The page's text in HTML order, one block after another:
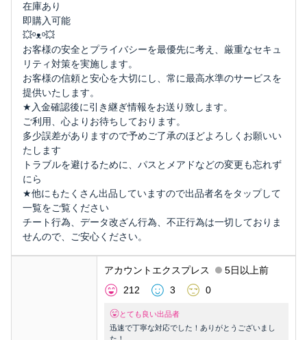
在庫あり
即購入可能
💥ᵒᴥᵒ💥
お客様の安全とプライバシーを最優先に考え、厳重なセキュ
リティ対策を実施します。
お客様の信頼と安心を大切にし、常に最高水準のサービスを
提供いたします。
★入金確認後に引き継ぎ情報をお送り致します。
ご利用、心よりお待ちしております。
多少誤差がありますので予めご了承のほどよろしくお願いい
たします
トラブルを避けるために、パスとメアドなどの変更も忘れず
にら
★他にもたくさん出品していますので出品者名をタップして
一覧をご覧ください
チート行為、データ改ざん行為、不正行為は一切しておりま
せんので、ご安心ください。
アカウントエクスプレス
5日以上前
212
3 0
とても良い出品者
迅速で丁寧な対応でした！ありがとうございまし